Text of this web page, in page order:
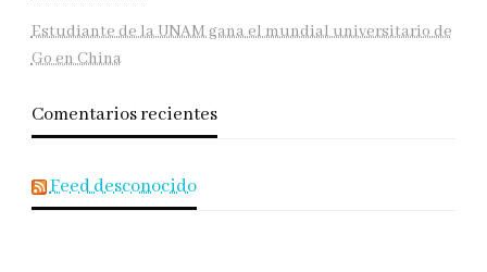
Estudiante de la UNAM gana el mundial universitario de
Go en China
Comentarios recientes
Feed desconocido